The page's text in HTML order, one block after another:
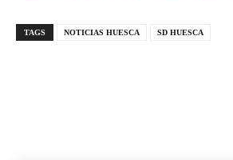
TAGS NOTICIAS HUESCA SD HUESCA